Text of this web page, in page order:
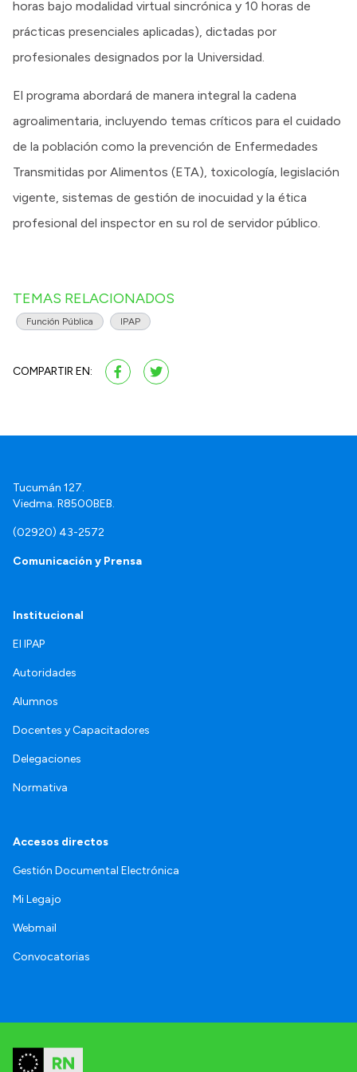
horas bajo modalidad virtual sincrónica y 10 horas de
prácticas presenciales aplicadas), dictadas por
profesionales designados por la Universidad.
El programa abordará de manera integral la cadena
agroalimentaria, incluyendo temas críticos para el cuidado
de la población como la prevención de Enfermedades
Transmitidas por Alimentos (ETA), toxicología, legislación
vigente, sistemas de gestión de inocuidad y la ética
profesional del inspector en su rol de servidor público.
TEMAS RELACIONADOS
Función Pública IPAP
COMPARTIR EN:
Tucumán 127.
Viedma. R8500BEB.
(02920) 43-2572
Comunicación y Prensa
Institucional
El IPAP
Autoridades
Alumnos
Docentes y Capacitadores
Delegaciones
Normativa
Accesos directos
Gestión Documental Electrónica
Mi Legajo
Webmail
Convocatorias